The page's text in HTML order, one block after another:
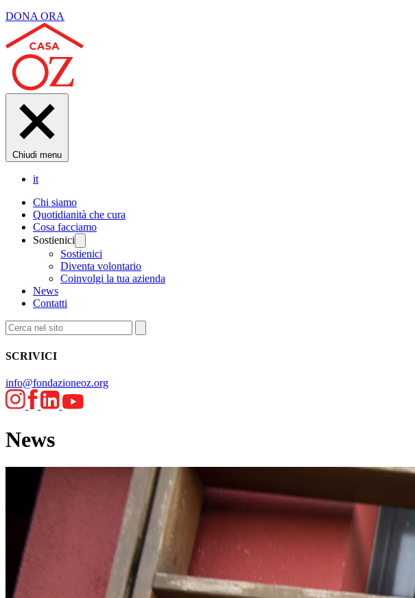
DONA ORA
Chiudi menu
it
Chi siamo
Quotidianità che cura
Cosa facciamo
Sostienici
Sostienici
Diventa volontario
Coinvolgi la tua azienda
News
Contatti
SCRIVICI
info@fondazioneoz.org
News